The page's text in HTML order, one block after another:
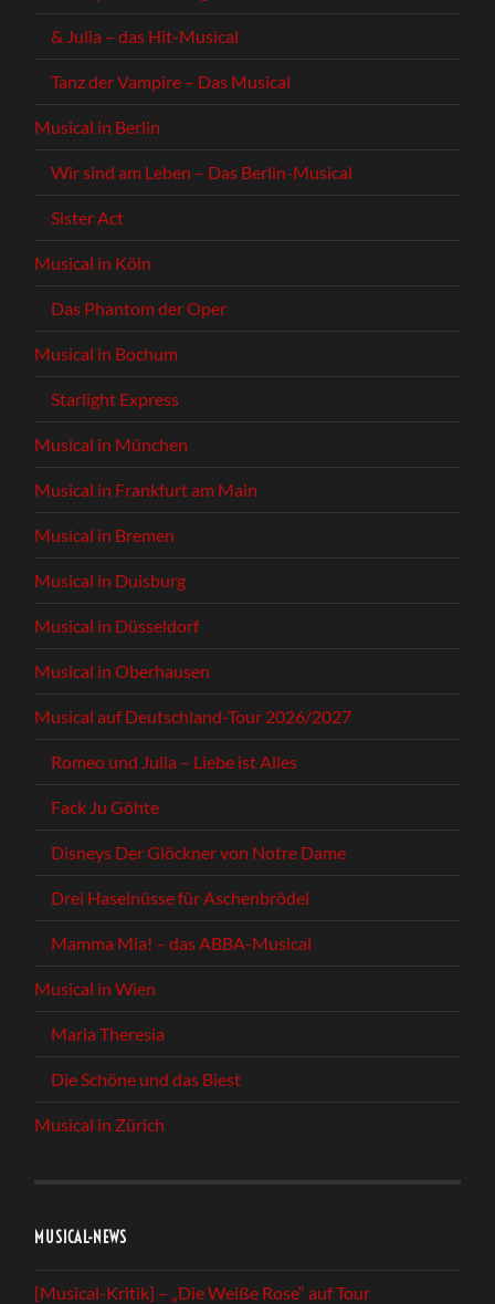
& Julia – das Hit-Musical
Tanz der Vampire – Das Musical
Musical in Berlin
Wir sind am Leben – Das Berlin-Musical
Sister Act
Musical in Köln
Das Phantom der Oper
Musical in Bochum
Starlight Express
Musical in München
Musical in Frankfurt am Main
Musical in Bremen
Musical in Duisburg
Musical in Düsseldorf
Musical in Oberhausen
Musical auf Deutschland-Tour 2026/2027
Romeo und Julia – Liebe ist Alles
Fack Ju Göhte
Disneys Der Glöckner von Notre Dame
Drei Haselnüsse für Aschenbrödel
Mamma Mia! – das ABBA-Musical
Musical in Wien
Maria Theresia
Die Schöne und das Biest
Musical in Zürich
MUSICAL-NEWS
[Musical-Kritik] – „Die Weiße Rose“ auf Tour